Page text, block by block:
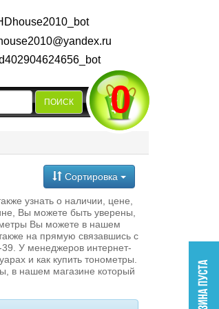
ПОИСК 0
Сортировка
узнать о наличии, цене,
Вы можете быть уверены,
Вы можете в нашем
на прямую связавшись с
У менеджеров интернет-
и как купить тонометры.
в нашем магазине который